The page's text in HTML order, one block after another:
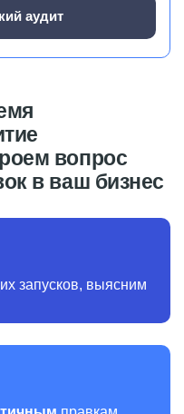
аудит
вопрос
в ваш бизнес
запусков, выясним